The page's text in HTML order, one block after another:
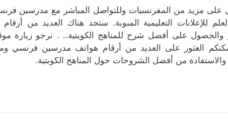
على مزيد من المفرنسيات وللتواصل المباشر مع مدرسين
للإعلانات التعليمية المبوبة. ستجد هناك العديد من
والحصول على أفضل شرح للمناهج الكويتية.. . نرجو زيارة موقع
العثور على العديد من أرقام هواتف مدرسين فرنسي
من أفضل الشروحات حول المناهج الكويتية.